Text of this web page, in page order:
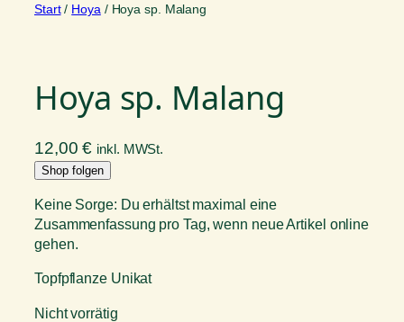
Start/ Hoya / Hoya sp. Malang
Hoya sp. Malang
12,00€ inkl. MWSt.
Shop folgen
Keine Sorge: Du erhältst maximal eine
Zusammenfassung pro Tag, wenn neue Artikel online
gehen.
Topfpflanze Unikat
Nicht vorrätig